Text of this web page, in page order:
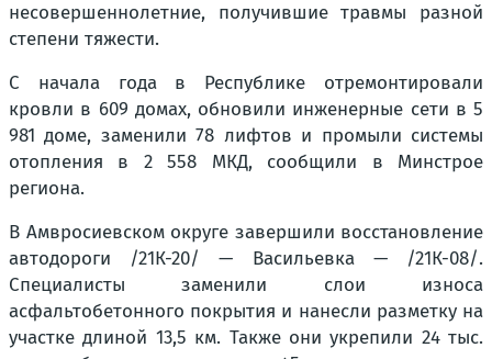
несовершеннолетние, получившие травмы разной
степени тяжести.
С начала года в Республике отремонтировали
кровли в 609 домах, обновили инженерные сети в 5
981 доме, заменили 78 лифтов и промыли системы
отопления в 2 558 МКД, сообщили в Минстрое
региона.
В Амвросиевском округе завершили восстановление
автодороги /21К-20/ — Васильевка — /21К-08/.
Специалисты заменили слои износа
асфальтобетонного покрытия и нанесли разметку на
участке длиной 13,5 км. Также они укрепили 24 тыс.